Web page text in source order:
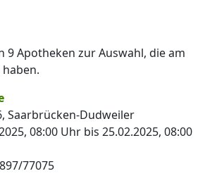
9 Apotheken zur Auswahl, die am
Saarbrücken-Dudweiler
08:00 Uhr bis 25.02.2025, 08:00
77075